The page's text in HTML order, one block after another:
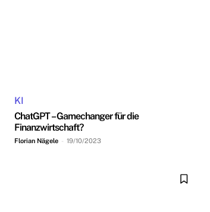
KI
ChatGPT – Gamechanger für die
Finanzwirtschaft?
Florian Nägele - 19/10/2023